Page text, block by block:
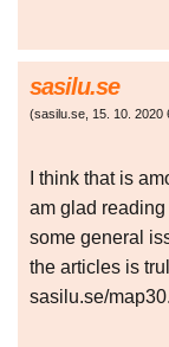
sasilu.se
(sasilu.se, 15. 10. 2020
I think that is
am glad
some general
the articles is
sasilu.se/